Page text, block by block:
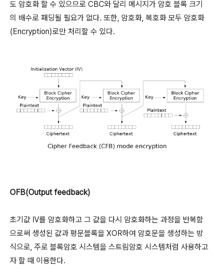
도 암호화 할 수 있으므로 CBC와 달리 메시지가 암호 블록 크기
의 배수로 패딩될 필요가 없다. 또한, 암호화, 복호화 모두 암호화
(Encryption)로만 처리할 수 있다.
OFB(Output feedback)
초기값 IV를 암호화하고 그 값을 다시 암호화하는 과정을 반복함
으로써 생성된 값과 평문블록을 XOR하여 암호문을 생성하는 방
식으로, 주로 블록암호 시스템을 스트림암호 시스템처럼 사용하고
자 할 때 이용한다.